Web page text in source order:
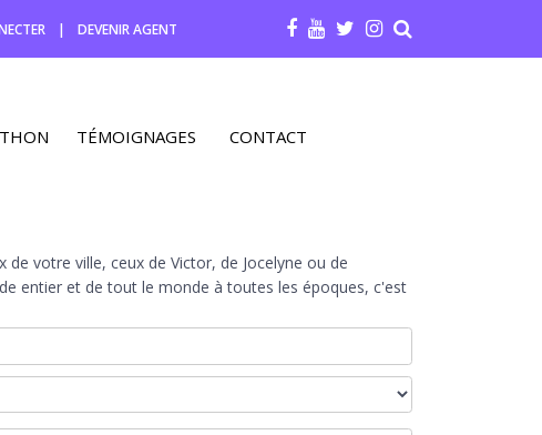
| DEVENIR AGENT
TÉMOIGNAGES CONTACT
votre ville, ceux de Victor, de Jocelyne ou de
entier et de tout le monde à toutes les époques, c'est